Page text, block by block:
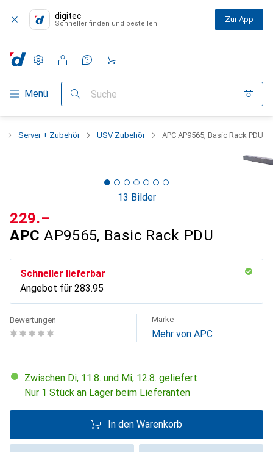
digitec
Schneller finden und bestellen Zur App
Navigation nach Kategorien
Menü Suche
Einstellungen
Kundenkonto
Vergleichslisten
Merklisten
Warenkorb
Server + Zubehör USV Zubehör APC AP9565, Basic Rack PDU
13 Bilder
APC AP9565, Basic Rack PDU
CHF
229.–
Schneller lieferbar
Angebot für CHF
283.95
Bewertungen Marke
Mehr von APC
Zwischen Di, 11.8. und Mi, 12.8. geliefert
Nur 1 Stück an Lager beim Lieferanten
In den Warenkorb